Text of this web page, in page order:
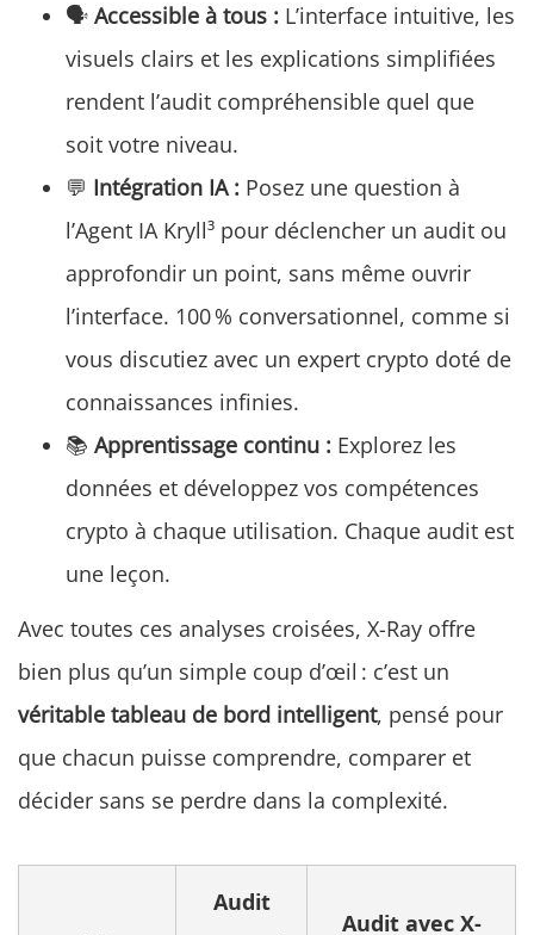
🗣️ Accessible à tous : L’interface intuitive, les
visuels clairs et les explications simplifiées
rendent l’audit compréhensible quel que
soit votre niveau.
💬 Intégration IA : Posez une question à
l’Agent IA Kryll³ pour déclencher un audit ou
approfondir un point, sans même ouvrir
l’interface. 100 % conversationnel, comme si
vous discutiez avec un expert crypto doté de
connaissances infinies.
📚 Apprentissage continu : Explorez les
données et développez vos compétences
crypto à chaque utilisation. Chaque audit est
une leçon.
Avec toutes ces analyses croisées, X-Ray offre
bien plus qu’un simple coup d’œil : c’est un
véritable tableau de bord intelligent, pensé pour
que chacun puisse comprendre, comparer et
décider sans se perdre dans la complexité.
Audit
Audit avec X-